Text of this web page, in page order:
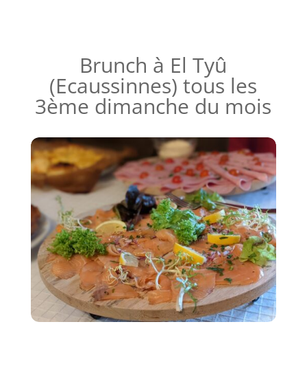
Brunch à El Tyû
(Ecaussinnes) tous les
3ème dimanche du mois